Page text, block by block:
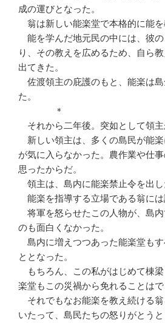
成の運びとなった。
翁は新しい能楽堂で本格的に能を
能を学んだ地元民の中には、彼
り、その教えを広めるため、自ら
出てきた。
佐渡領主の庇護のもと、能楽は
た。
＊
それから二年後。突如として領主
新しい領主は、多くの島民が能楽
が気に入らなかった。農作業や仕
思ったからだ。
領主は、島内に能楽禁止令を出し
能楽を指導する立場である翁には
将軍を怒らせたこの人物が、島
のも面白くなかった。
島内に増えつつあった能楽堂もす
ととなった。
もちろん、この私がはじめて棟
楽堂もこの災禍から免れることはで
それでもなお能楽を教え続ける
いたって、島民たちの怒りがとう